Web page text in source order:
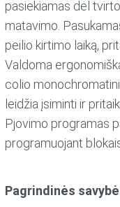
pasiekiamas dėl
matavimo.
peilio kirtimo laiką,
Valdoma
colio
leidžia įsiminti ir
Pjovimo programas
programuojant
Pagrindinės